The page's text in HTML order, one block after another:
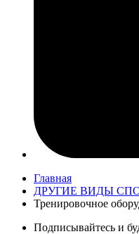
Главная
ДРУГИЕ ВИДЫ
Тренировочное
Подписывайтесь и